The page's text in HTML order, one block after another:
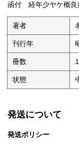
函付 経年少ヤケ概良
著者
刊行年
冊数
状態
発送について
発送ポリシー